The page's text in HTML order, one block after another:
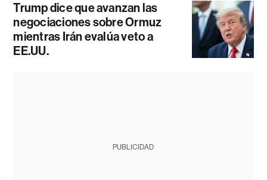
Trump dice que avanzan las
negociaciones sobre Ormuz
mientras Irán evalúa veto a
EE.UU.
PUBLICIDAD